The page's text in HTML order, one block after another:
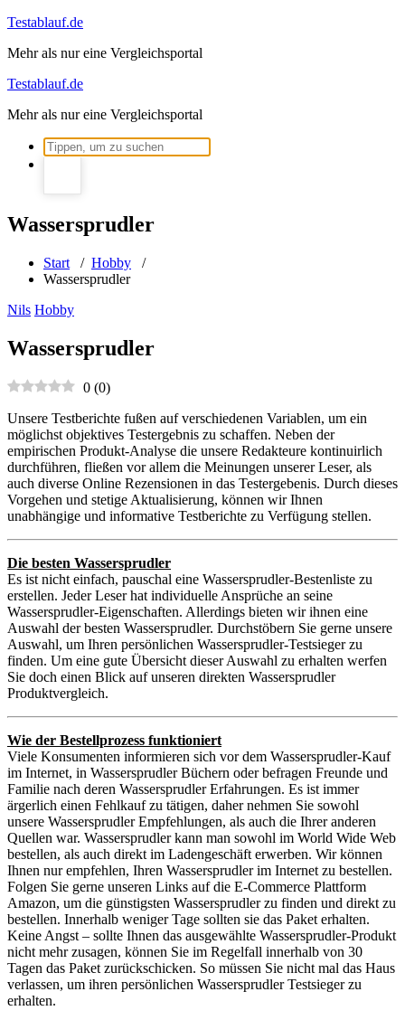
Zum
springen
Testablauf.de
Mehr als nur eine Vergleichsportal
Testablauf.de
Mehr als nur eine Vergleichsportal
Suchen
nach:
Wassersprudler
Start / Hobby /
Wassersprudler
Nils Hobby
Wassersprudler
0 (0)
Unsere Testberichte fußen auf verschiedenen Variablen, um ein
möglichst objektives Testergebnis zu schaffen. Neben der
empirischen Produkt-Analyse die unsere Redakteure kontinuirlich
durchführen, fließen vor allem die Meinungen unserer Leser, als
auch diverse Online Rezensionen in das Testergebenis. Durch dieses
Vorgehen und stetige Aktualisierung, können wir Ihnen
unabhängige und informative Testberichte zu Verfügung stellen.
Die besten Wassersprudler
Es ist nicht einfach, pauschal eine Wassersprudler-Bestenliste zu
erstellen. Jeder Leser hat individuelle Ansprüche an seine
Wassersprudler-Eigenschaften. Allerdings bieten wir ihnen eine
Auswahl der besten Wassersprudler. Durchstöbern Sie gerne unsere
Auswahl, um Ihren persönlichen Wassersprudler-Testsieger zu
finden. Um eine gute Übersicht dieser Auswahl zu erhalten werfen
Sie doch einen Blick auf unseren direkten Wassersprudler
Produktvergleich.
Wie der Bestellprozess funktioniert
Viele Konsumenten informieren sich vor dem Wassersprudler-Kauf
im Internet, in Wassersprudler Büchern oder befragen Freunde und
Familie nach deren Wassersprudler Erfahrungen. Es ist immer
ärgerlich einen Fehlkauf zu tätigen, daher nehmen Sie sowohl
unsere Wassersprudler Empfehlungen, als auch die Ihrer anderen
Quellen war. Wassersprudler kann man sowohl im World Wide Web
bestellen, als auch direkt im Ladengeschäft erwerben. Wir können
Ihnen nur empfehlen, Ihren Wassersprudler im Internet zu bestellen.
Folgen Sie gerne unseren Links auf die E-Commerce Plattform
Amazon, um die günstigsten Wassersprudler zu finden und direkt zu
bestellen. Innerhalb weniger Tage sollten sie das Paket erhalten.
Keine Angst – sollte Ihnen das ausgewählte Wassersprudler-Produkt
nicht mehr zusagen, können Sie im Regelfall innerhalb von 30
Tagen das Paket zurückschicken. So müssen Sie nicht mal das Haus
verlassen, um ihren persönlichen Wassersprudler Testsieger zu
erhalten.